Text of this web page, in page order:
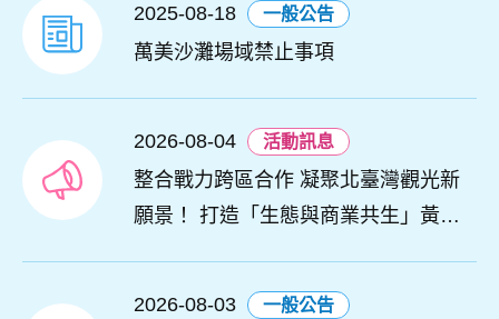
2025-08-18 一般公告
萬美沙灘場域禁止事項
2026-08-04 活動訊息
整合戰力跨區合作 凝聚北臺灣觀光新
願景！ 打造「生態與商業共生」黃金
2026-08-03 一般公告